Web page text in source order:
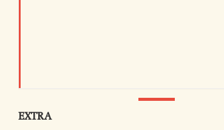
EXTRA